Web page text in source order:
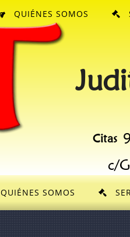
Citas
c/
QUIÉNES SOMOS
QUIÉNES SOMOS